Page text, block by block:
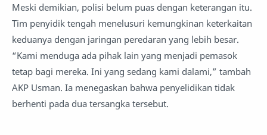
Meski demikian, polisi belum puas dengan keterangan itu.
Tim penyidik tengah menelusuri kemungkinan keterkaitan
keduanya dengan jaringan peredaran yang lebih besar.
“Kami menduga ada pihak lain yang menjadi pemasok
tetap bagi mereka. Ini yang sedang kami dalami,” tambah
AKP Usman. Ia menegaskan bahwa penyelidikan tidak
berhenti pada dua tersangka tersebut.